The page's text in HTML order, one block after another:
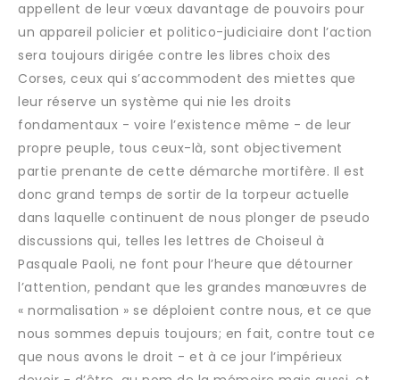
appellent de leur vœux davantage de pouvoirs pour
un appareil policier et politico-judiciaire dont l’action
sera toujours dirigée contre les libres choix des
Corses, ceux qui s’accommodent des miettes que
leur réserve un système qui nie les droits
fondamentaux - voire l’existence même - de leur
propre peuple, tous ceux-là, sont objectivement
partie prenante de cette démarche mortifère. Il est
donc grand temps de sortir de la torpeur actuelle
dans laquelle continuent de nous plonger de pseudo
discussions qui, telles les lettres de Choiseul à
Pasquale Paoli, ne font pour l’heure que détourner
l’attention, pendant que les grandes manœuvres de
« normalisation » se déploient contre nous, et ce que
nous sommes depuis toujours; en fait, contre tout ce
que nous avons le droit - et à ce jour l’impérieux